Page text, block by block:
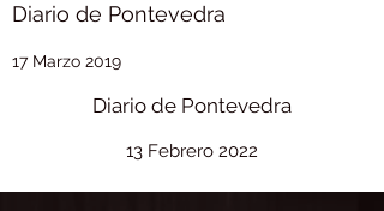
Diario de Pontevedra
17 Marzo 2019
Diario de Pontevedra
13 Febrero 2022